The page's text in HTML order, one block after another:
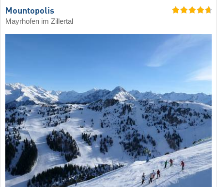
Mountopolis
Mayrhofen im Zillertal